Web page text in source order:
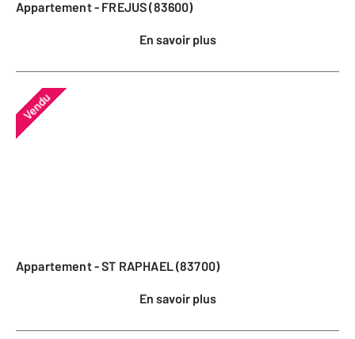
Appartement - FREJUS (83600)
En savoir plus
Vendu
Appartement - ST RAPHAEL (83700)
En savoir plus